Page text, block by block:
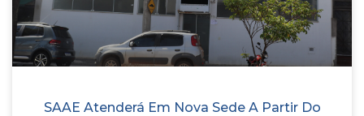
SAAE Atenderá Em Nova Sede A Partir Do